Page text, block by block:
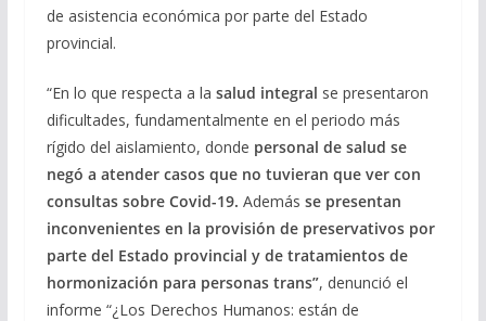
de asistencia económica por parte del Estado
provincial.
“En lo que respecta a la salud integral se presentaron
dificultades, fundamentalmente en el periodo más
rígido del aislamiento, donde personal de salud se
negó a atender casos que no tuvieran que ver con
consultas sobre Covid-19. Además se presentan
inconvenientes en la provisión de preservativos por
parte del Estado provincial y de tratamientos de
hormonización para personas trans”, denunció el
informe “¿Los Derechos Humanos: están de